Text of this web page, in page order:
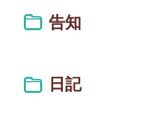
告知
日記